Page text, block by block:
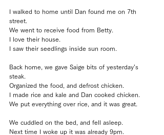
I walked to home until Dan found me on 7th
street.
We went to receive food from Betty.
I love their house.
I saw their seedlings inside sun room.
Back home, we gave Saige bits of yesterday’s
steak.
Organized the food, and defrost chicken.
I made rice and kale and Dan cooked chicken.
We put everything over rice, and it was great.
We cuddled on the bed, and fell asleep.
Next time I woke up it was already 9pm.